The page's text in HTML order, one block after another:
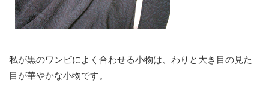
私が黒のワンピによく合わせる小物は、わりと大き目の見た
目が華やかな小物です。